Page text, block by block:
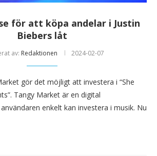
för att köpa andelar i Justin
Biebers låt
av: Redaktionen 2024-02-07
gör det möjligt att investera i “She
Tangy Market är en digital
enkelt kan investera i musik. Nu